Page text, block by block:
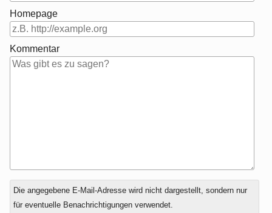
Homepage
Kommentar
Antwort
zu
Die angegebene E-Mail-Adresse wird nicht dargestellt, sondern nur
für eventuelle Benachrichtigungen verwendet.